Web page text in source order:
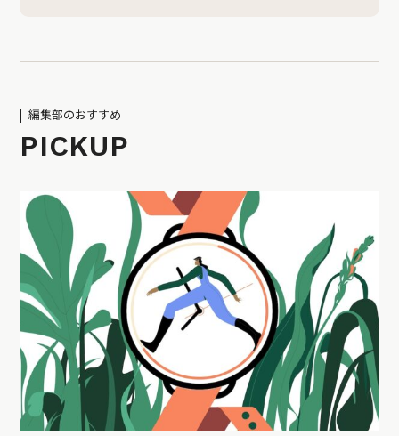
編集部のおすすめ
PICKUP